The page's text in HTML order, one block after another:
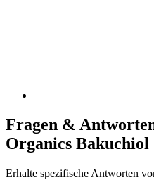
Fragen &
Organics Bakuchiol
Erhalte spezifische Antworten